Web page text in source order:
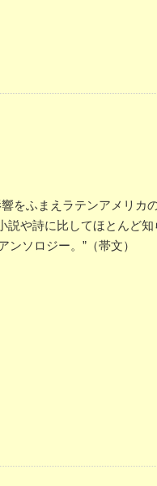
をふまえラテンアメリカ
や詩に比してほとんど
ソロジー。”（帯文）